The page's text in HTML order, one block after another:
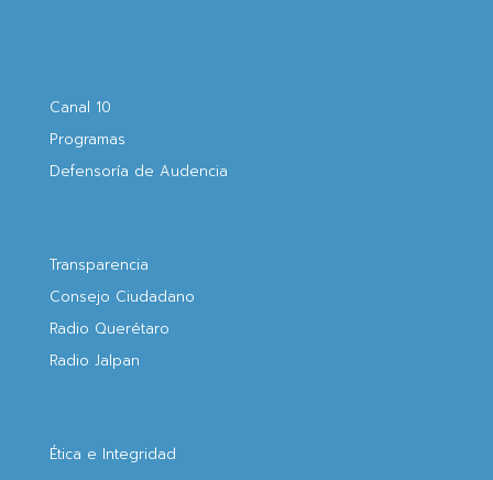
Canal 10
Programas
Defensoría de Audencia
Transparencia
Consejo Ciudadano
Radio Querétaro
Radio Jalpan
Ética e Integridad